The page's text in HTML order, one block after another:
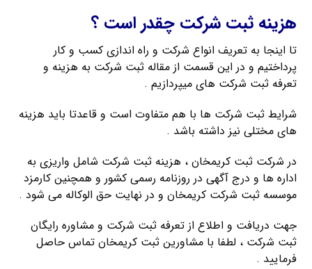
هزینه ثبت شرکت چقدر است ؟
تا اینجا به تعریف انواع شرکت و راه اندازی کسب و کار
پرداختیم و در این قسمت از مقاله ثبت شرکت به هزینه و
تعرفه ثبت شرکت های میپردازیم .
شرایط ثبت شرکت ها با هم متفاوت است و قاعدتا باید هزینه
های مختلی نیز داشته باشد .
در شرکت ثبت کریمخان ، هزینه ثبت شرکت شامل واریزی به
اداره ها و درج آگهی در روزنامه رسمی کشور و همچنین کارمزد
موسسه ثبت شرکت کریمخان و در نهایت حق الوکاله می شود .
جهت دریافت و اطلاع از تعرفه ثبت شرکت و مشاوره رایگان
ثبت شرکت ، لطفا با مشاورین ثبت کریمخان تماس حاصل
فرمایید .